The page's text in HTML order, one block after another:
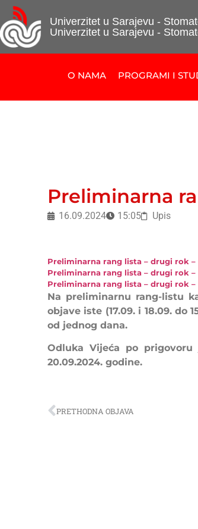
Univerzitet u Sarajevu -
Univerzitet u Sarajevu -
O NAMA PROGRAMI I
Preliminarna
16.09.2024 15:05 Upis
Preliminarna rang lista – drugi rok
Preliminarna rang lista – drugi rok
Preliminarna rang lista – drugi rok
Na preliminarnu rang-listu
objave iste (17.09. i 18.09.
od jednog dana.
Odluka Vijeća po
20.09.2024. godine.
PRETHODNA OBJAVA